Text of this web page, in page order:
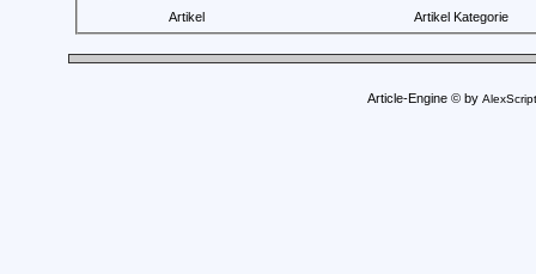
Artikel
Artikel Kategorie
Article-Engine © by